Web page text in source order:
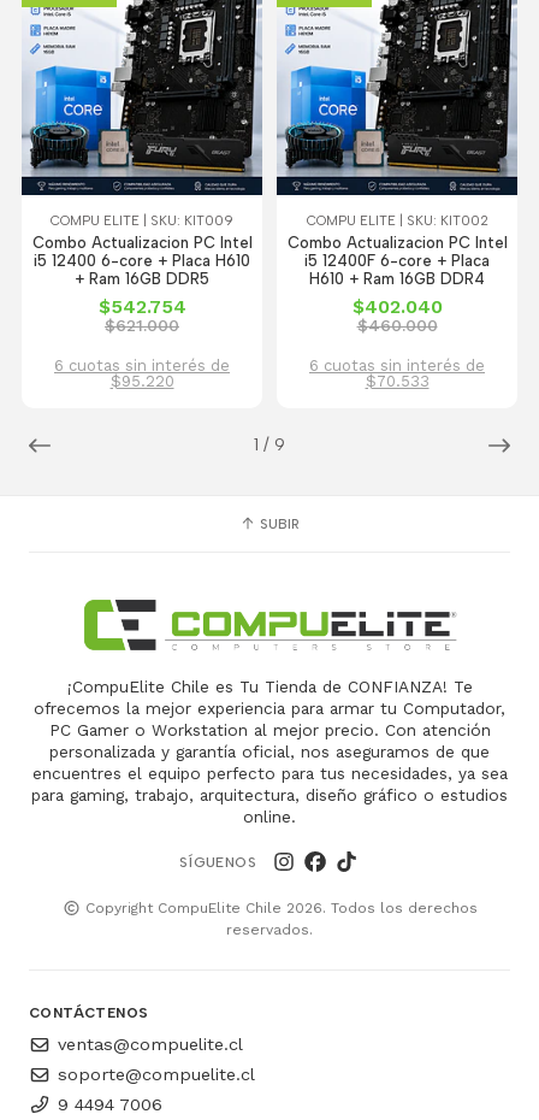
1 / 9
COMPU ELITE | SKU: KIT009
Combo Actualizacion PC Intel
i5 12400 6-core + Placa H610
+ Ram 16GB DDR5
$542.754
$621.000
6 cuotas sin interés de
$95.220
COMPU ELITE | SKU: KIT002
Combo Actualizacion PC Intel
i5 12400F 6-core + Placa
H610 + Ram 16GB DDR4
$402.040
$460.000
6 cuotas sin interés de
$70.533
SUBIR
¡CompuElite Chile es Tu Tienda de CONFIANZA! Te
ofrecemos la mejor experiencia para armar tu Computador,
PC Gamer o Workstation al mejor precio. Con atención
personalizada y garantía oficial, nos aseguramos de que
encuentres el equipo perfecto para tus necesidades, ya sea
para gaming, trabajo, arquitectura, diseño gráfico o estudios
online.
SÍGUENOS
Copyright CompuElite Chile 2026. Todos los derechos
reservados.
CONTÁCTENOS
ventas@compuelite.cl
soporte@compuelite.cl
9 4494 7006